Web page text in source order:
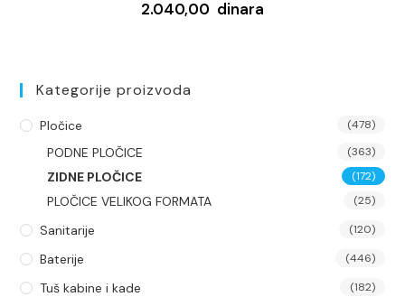
2.040,00 dinara
Kategorije proizvoda
Pločice (478)
PODNE PLOČICE (363)
ZIDNE PLOČICE (172)
PLOČICE VELIKOG FORMATA (25)
Sanitarije (120)
Baterije (446)
Tuš kabine i kade (182)